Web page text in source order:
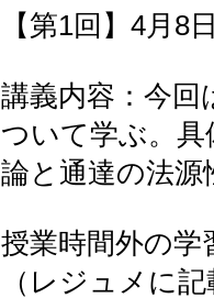
【第1回】4月
講義内容：今回
ついて学ぶ。具
論と通達の法源
授業時間外の学
（レジュメに